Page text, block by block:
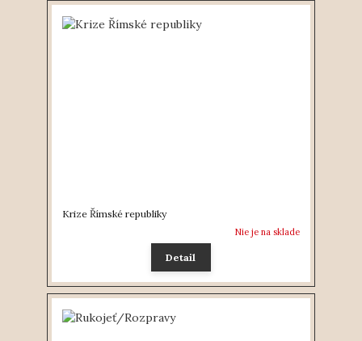
Krize Římské republiky
Nie je na sklade
Detail